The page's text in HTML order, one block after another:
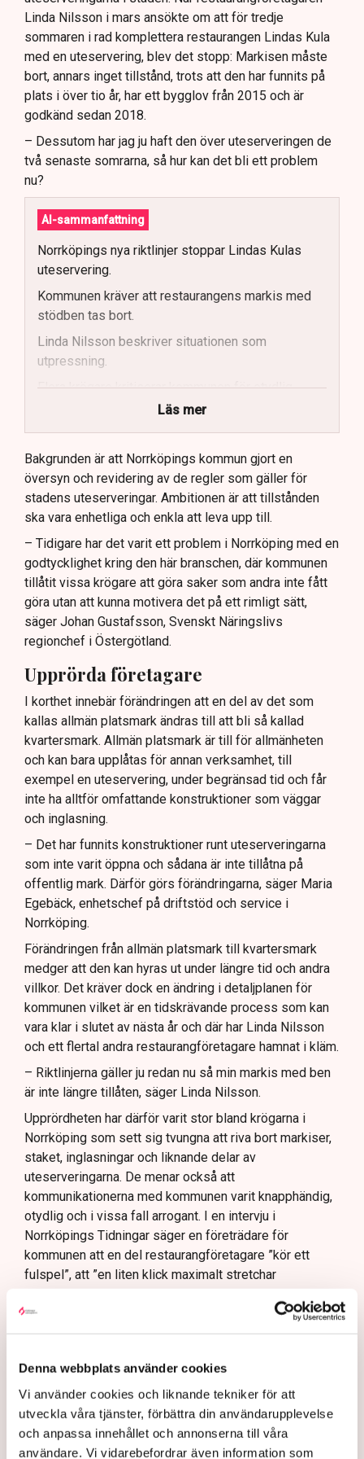
Denna webbplats använder cookies
Vi använder cookies och liknande tekniker för att
utveckla våra tjänster, förbättra din användarupplevelse
och anpassa innehållet och annonserna till våra
användare. Vi vidarebefordrar även information som
Linda Nilsson i mars ansökte om att för tredje
sommaren i rad komplettera restaurangen Lindas Kula
med en uteservering, blev det stopp: Markisen måste
bort, annars inget tillstånd, trots att den har funnits på
plats i över tio år, har ett bygglov från 2015 och är
godkänd sedan 2018.
– Dessutom har jag ju haft den över uteserveringen de
två senaste somrarna, så hur kan det bli ett problem
nu?
AI-sammanfattning
Norrköpings nya riktlinjer stoppar Lindas Kulas
uteservering.
Kommunen kräver att restaurangens markis med
stödben tas bort.
Linda Nilsson beskriver situationen som
utpressning.
Flera krögare kritiserar kommunen för otydlig
Kommunen vill skapa enhetliga regler för
uteserveringar.
Lindas Kula ställer in uteserveringen för
sommaren.
Läs mer
Bakgrunden är att Norrköpings kommun gjort en
översyn och revidering av de regler som gäller för
stadens uteserveringar. Ambitionen är att tillstånden
ska vara enhetliga och enkla att leva upp till.
– Tidigare har det varit ett problem i Norrköping med en
godtycklighet kring den här branschen, där kommunen
tillåtit vissa krögare att göra saker som andra inte fått
göra utan att kunna motivera det på ett rimligt sätt,
säger Johan Gustafsson, Svenskt Näringslivs
regionchef i Östergötland.
Upprörda företagare
I korthet innebär förändringen att en del av det som
kallas allmän platsmark ändras till att bli så kallad
kvartersmark. Allmän platsmark är till för allmänheten
och kan bara upplåtas för annan verksamhet, till
exempel en uteservering, under begränsad tid och får
inte ha alltför omfattande konstruktioner som väggar
och inglasning.
– Det har funnits konstruktioner runt uteserveringarna
som inte varit öppna och sådana är inte tillåtna på
offentlig mark. Därför görs förändringarna, säger Maria
Egebäck, enhetschef på driftstöd och service i
Norrköping.
Förändringen från allmän platsmark till kvartersmark
medger att den kan hyras ut under längre tid och andra
villkor. Det kräver dock en ändring i detaljplanen för
kommunen vilket är en tidskrävande process som kan
vara klar i slutet av nästa år och där har Linda Nilsson
och ett flertal andra restaurangföretagare hamnat i kläm.
– Riktlinjerna gäller ju redan nu så min markis med ben
är inte längre tillåten, säger Linda Nilsson.
Upprördheten har därför varit stor bland krögarna i
Norrköping som sett sig tvungna att riva bort markiser,
staket, inglasningar och liknande delar av
uteserveringarna. De menar också att
kommunikationerna med kommunen varit knapphändig,
otydlig och i vissa fall arrogant. I en intervju i
Norrköpings Tidningar säger en företrädare för
kommunen att en del restaurangföretagare ”kör ett
fulspel”, att ”en liten klick maximalt stretchar
– Det är typiskt för hur en del tjänstemän i kommunen
ser på oss, säger Linda Nilsson och hänvisar till
företagsklimatet där Norrköping idag ligger i botten, på
plats 253 av landets 290 kommuner. (Se artikel nedan)
Hade markisen varit frihängande
hade det inte varit något problem